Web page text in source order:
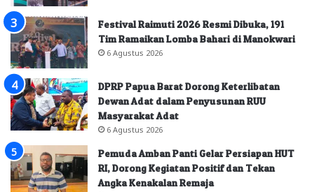
Festival Raimuti 2026 Resmi Dibuka, 191
Tim Ramaikan Lomba Bahari di Manokwari
6 Agustus 2026
DPRP Papua Barat Dorong Keterlibatan
Dewan Adat dalam Penyusunan RUU
Masyarakat Adat
6 Agustus 2026
Pemuda Amban Panti Gelar Persiapan HUT
RI, Dorong Kegiatan Positif dan Tekan
Angka Kenakalan Remaja